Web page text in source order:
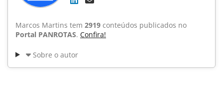
Marcos Martins tem 2919 conteúdos publicados no
Portal PANROTAS. Confira!
Sobre o autor